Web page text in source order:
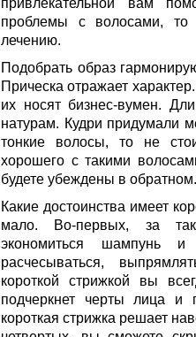
проблемы с волосами,
лечению.
Подобрать образ
Прическа отражает
их носят бизнес-вумен.
натурам. Кудри придумали
тонкие волосы, то не
хорошего с такими
будете убеждены в обратном.
Какие достоинства имеет
мало. Во-первых, за
экономиться шампунь
расчесываться,
короткой стрижкой вы
подчеркнет черты лица и
короткая стрижка решает